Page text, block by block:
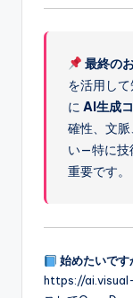
最終の
を活用し
にAI生成
確性、文
い—特に技
重要です。
始めたいです
https://